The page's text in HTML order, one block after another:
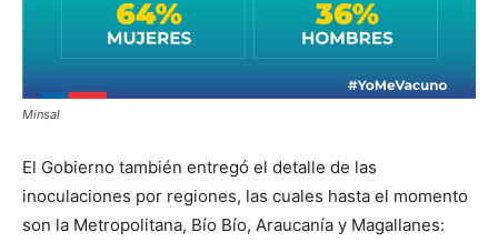
Minsal
El Gobierno también entregó el detalle de las
inoculaciones por regiones, las cuales hasta el momento
son la Metropolitana, Bío Bío, Araucanía y Magallanes: